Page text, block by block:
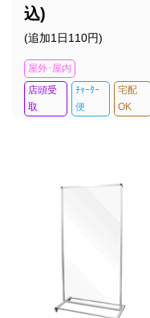
込)
(追加1日110円)
屋外･屋内
店頭受
取
ﾁｬｰﾀｰ
便
宅配
OK